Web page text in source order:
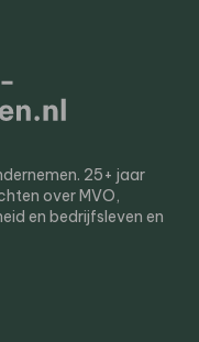
25+ jaar
over MVO,
en bedrijfsleven en